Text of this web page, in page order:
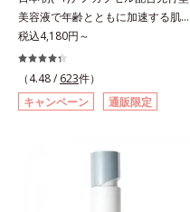
時、なじませた時、後肌、と3段階
に変化するテクスチャーは、肌にす
ばやくなじみ、毎日の美白ケアを楽
しくする使いごこちを叶えました。
*1 メラニンの蓄積を抑え、シミ・
ソバカスを防ぐ*2 デクスパンテノ
と*4 うるおいによる透明感のある
メラニンの塊を微細化すること*6
美容液で年齢とともに加速する肌悩
み(*2)にブレーキを。スキンケアの
打ち止め感に。年齢とともに加速す
る肌悩み(*2)にブレーキをかけ、化
粧水前の土台(*3)づくりで、うるお
いに満ち満ちた内側から弾むような
と不安…。いろいろケアしているの
そんな大人の肌悩みにアプローチす
税込4,180円～
（4.48 / 623件）
キャンペーン
通販限定